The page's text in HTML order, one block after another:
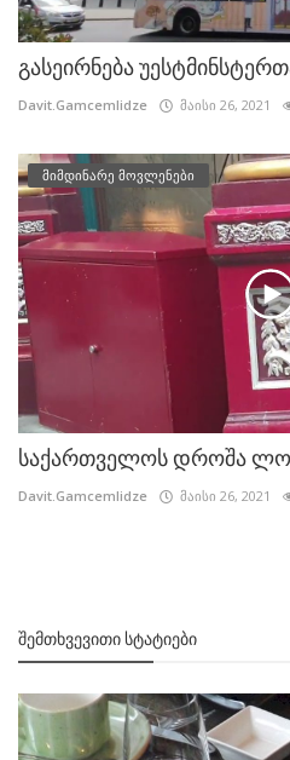
გასეირნება
Davit.Gamcemlidze მაისი 26, 2021
მიმდინარე მოვლენები
საქართველოს დროშა
Davit.Gamcemlidze მაისი 26, 2021
ᲨᲔᲛᲗᲮᲕᲔᲕᲘᲗᲘ ᲡᲢᲐᲢᲘᲔᲑᲘ